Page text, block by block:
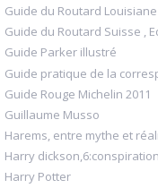
Guide du Routard Louisiane
Guide du Routard Suisse ,
Guide Parker illustré
Guide pratique de la
Guide Rouge Michelin 2011
Guillaume Musso
Harems, entre mythe et
Harry
Harry Potter